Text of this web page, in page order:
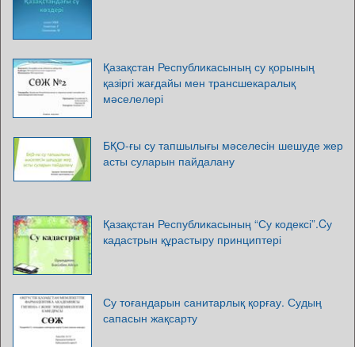
Қазақстан Республикасының су қорының
қазіргі жағдайы мен трансшекаралық
мәселелері
БҚО-ғы су тапшылығы мәселесін шешуде жер
асты суларын пайдалану
Қазақстан Республикасының “Су кодексі”.Cу
кадастрын құрастыру принциптері
Су тоғандарын санитарлық қорғау. Судың
сапасын жақсарту